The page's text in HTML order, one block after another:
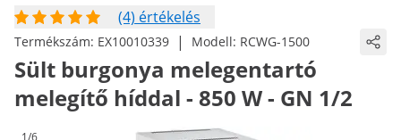
(4) értékelés
Termékszám: EX10010339 | Modell: RCWG-1500
Sült burgonya melegentartó
melegítő híddal - 850 W - GN 1/2
1/6